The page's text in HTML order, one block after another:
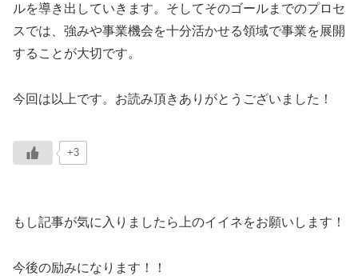
ルを導き出していきます。そしてそのゴールまでのプロセ
スでは、強みや事業機会を十分活かせる領域で事業を展開
することが大切です。
今回は以上です。お読み頂きありがとうございました！
+3
もし記事が気に入りましたら上のイイネをお願いします！
今後の励みになります！！